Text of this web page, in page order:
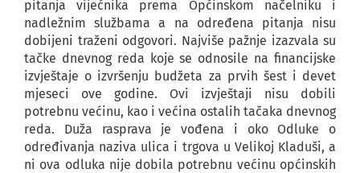
pitanja vijećnika prema Općinskom načelniku i
nadležnim službama a na određena pitanja nisu
dobijeni traženi odgovori. Najviše pažnje izazvala su
tačke dnevnog reda koje se odnosile na financijske
izvještaje o izvršenju budžeta za prvih šest i devet
mjeseci ove godine. Ovi izvještaji nisu dobili
potrebnu većinu, kao i većina ostalih tačaka dnevnog
reda. Duža rasprava je vođena i oko Odluke o
određivanja naziva ulica i trgova u Velikoj Kladuši, a
ni ova odluka nije dobila potrebnu većinu općinskih